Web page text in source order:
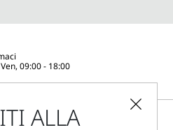
09:00 - 18:00
ALLA